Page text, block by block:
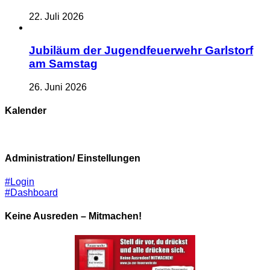
22. Juli 2026
Jubiläum der Jugendfeuerwehr Garlstorf
am Samstag
26. Juni 2026
Kalender
Administration/ Einstellungen
#Login
#Dashboard
Keine Ausreden – Mitmachen!